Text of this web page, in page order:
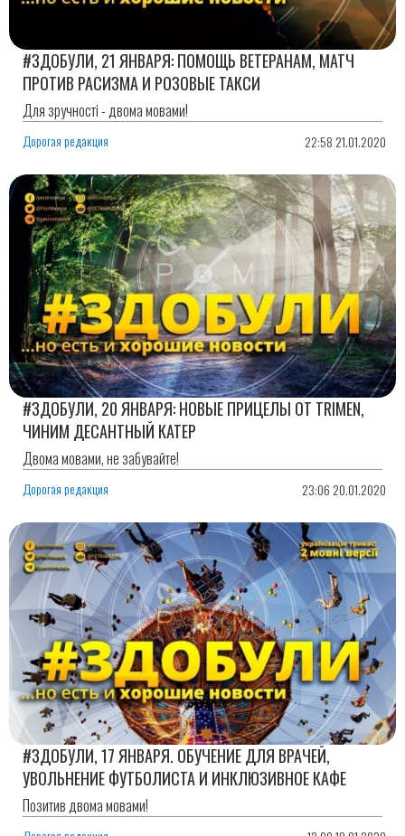
#ЗДОБУЛИ, 21 ЯНВАРЯ: ПОМОЩЬ ВЕТЕРАНАМ, МАТЧ
ПРОТИВ РАСИЗМА И РОЗОВЫЕ ТАКСИ
Для зручності - двома мовами!
Дорогая редакция 22:58 21.01.2020
#ЗДОБУЛИ, 20 ЯНВАРЯ: НОВЫЕ ПРИЦЕЛЫ ОТ TRIMEN,
ЧИНИМ ДЕСАНТНЫЙ КАТЕР
Двома мовами, не забувайте!
Дорогая редакция 23:06 20.01.2020
#ЗДОБУЛИ, 17 ЯНВАРЯ. ОБУЧЕНИЕ ДЛЯ ВРАЧЕЙ,
УВОЛЬНЕНИЕ ФУТБОЛИСТА И ИНКЛЮЗИВНОЕ КАФЕ
Позитив двома мовами!